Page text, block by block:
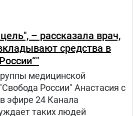
– рассказала врач,
средства в
медицинской
России" Анастасия с
эфире 24 Канала
таких людей